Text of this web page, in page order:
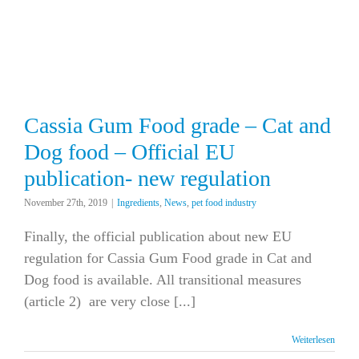
Cassia Gum Food grade – Cat and
Dog food – Official EU
publication- new regulation
November 27th, 2019 Ingredients, News, pet food industry
Finally, the official publication about new EU
regulation for Cassia Gum Food grade in Cat and
Dog food is available. All transitional measures
(article 2) are very close [...]
Weiterlesen